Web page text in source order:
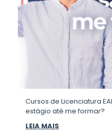
Cursos de Licenciatura
estágio até me formar?
LEIA MAIS